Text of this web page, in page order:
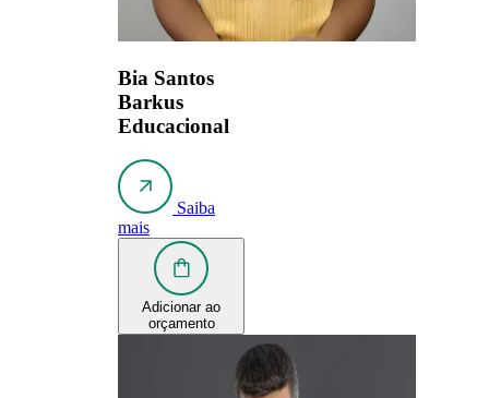
Bia Santos
Barkus
Educacional
Saiba
mais
Adicionar ao
orçamento